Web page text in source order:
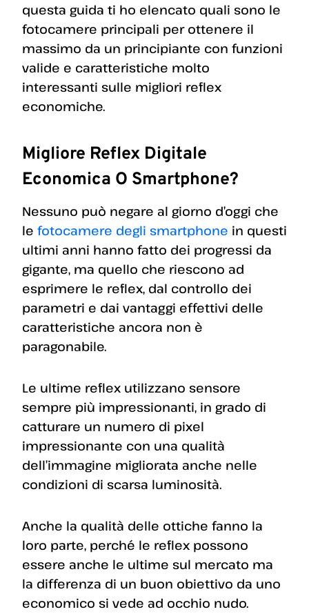
questa guida ti ho elencato quali sono le
fotocamere principali per ottenere il
massimo da un principiante con funzioni
valide e caratteristiche molto
interessanti sulle migliori reflex
economiche.
Migliore Reflex Digitale
Economica O Smartphone?
Nessuno può negare al giorno d’oggi che
le fotocamere degli smartphone in questi
ultimi anni hanno fatto dei progressi da
gigante, ma quello che riescono ad
esprimere le reflex, dal controllo dei
parametri e dai vantaggi effettivi delle
caratteristiche ancora non è
paragonabile.
Le ultime reflex utilizzano sensore
sempre più impressionanti, in grado di
catturare un numero di pixel
impressionante con una qualità
dell’immagine migliorata anche nelle
condizioni di scarsa luminosità.
Anche la qualità delle ottiche fanno la
loro parte, perché le reflex possono
essere anche le ultime sul mercato ma
la differenza di un buon obiettivo da uno
economico si vede ad occhio nudo.